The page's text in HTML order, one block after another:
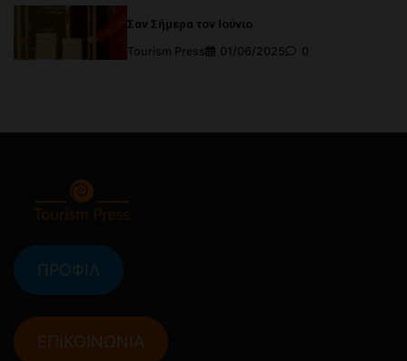
Σαν Σήμερα τον Ιούνιο
Tourism Press
01/06/2025 0
ΠΡΟΦΙΛ
ΕΠΙΚΟΙΝΩΝΙΑ